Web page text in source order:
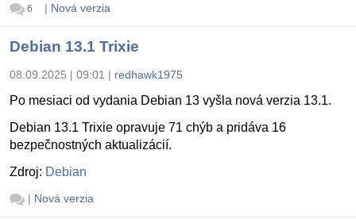
6 | Nová verzia
Debian 13.1 Trixie
08.09.2025 | 09:01 | redhawk1975
Po mesiaci od vydania Debian 13 vyšla nová verzia 13.1.
Debian 13.1 Trixie opravuje 71 chýb a pridáva 16
bezpečnostných aktualizácií.
Zdroj: Debian
| Nová verzia